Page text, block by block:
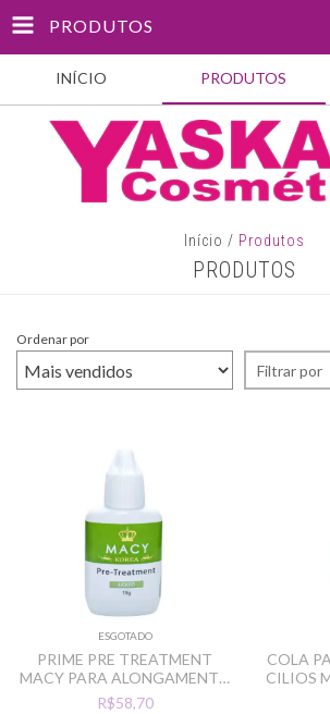
PRODUTOS
INÍCIO PRODUTOS
Início / Produtos
PRODUTOS
Ordenar por
Filtrar por
ESGOTADO
PRIME PRE TREATMENT
MACY PARA ALONGAMENTO
DE CILIOS 15G
R$58,70
COLA
CILIOS